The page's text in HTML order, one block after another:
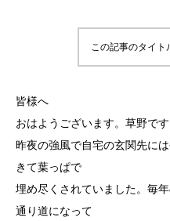
この記事のタイト
皆様へ
おはようございます。草野です
昨夜の強風で自宅の玄関先に
きて葉っぱで
埋め尽くされていました。毎
通り道になって